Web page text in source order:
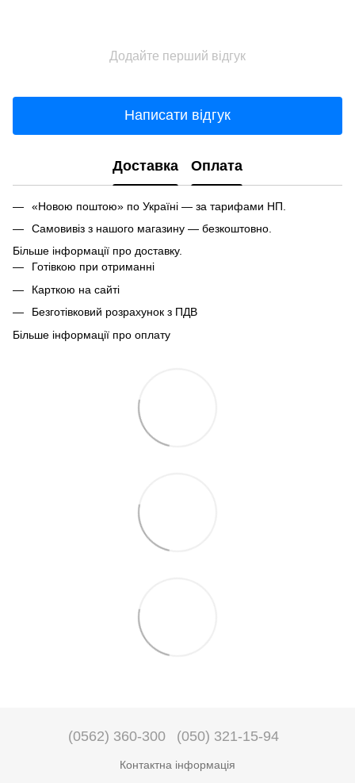
Додайте перший відгук
Написати відгук
Доставка Оплата
«Новою поштою» по Україні — за тарифами НП.
Самовивіз з нашого магазину — безкоштовно.
Більше інформації про доставку.
Готівкою при отриманні
Карткою на сайті
Безготівковий розрахунок з ПДВ
Більше інформації про оплату
(0562) 360-300 (050) 321-15-94
Контактна інформація